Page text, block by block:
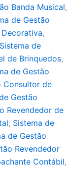
Banda Musical,
de Gestão
,
Sistema de
de Brinquedos,
de Gestão
Consultor de
Gestão
Revendedor de
, Sistema de
de Gestão
Revendedor
Contábil,